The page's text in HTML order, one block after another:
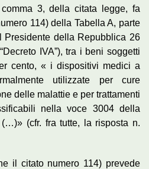
3, della citata legge, fa
114) della Tabella A, parte
Presidente della Repubblica 26
IVA”), tra i beni soggetti
cento, « i dispositivi medici a
utilizzate per cure
delle malattie e per trattamenti
nella voce 3004 della
(…)» (cfr. fra tutte, la risposta n.
il citato numero 114) prevede